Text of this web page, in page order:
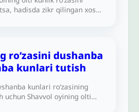
hadisda zikr qilingan xos
ro‘zasini dushanba
kunlari tutish
kunlari ro‘zasining
uchun Shavvol oyining olti